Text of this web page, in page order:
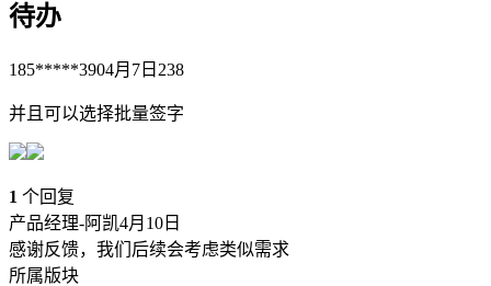
待办
185*****3904月7日 238
并且可以选择批量签字
1 个回复
产品经理-阿凯4月10日
感谢反馈，我们后续会考虑类似需求
所属版块